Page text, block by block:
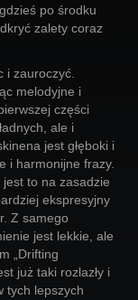
po środku
zalety coraz
i zauroczyć.
melodyjne i
części
ale i
jest głęboki i
i harmonijne frazy.
jest to na zasadzie
ekspresyjny
Z samego
jest lekkie, ale
„Drifting
już taki rozlazły i
tych lepszych